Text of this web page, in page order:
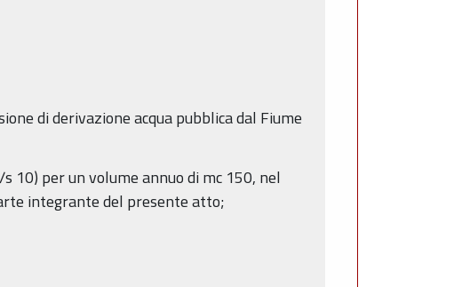
di derivazione acqua pubblica dal Fiume
10) per un volume annuo di mc 150, nel
integrante del presente atto;